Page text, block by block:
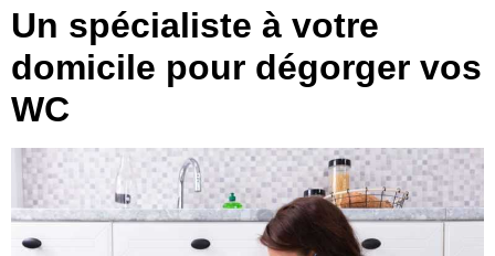
Un spécialiste à votre
domicile pour dégorger vos
WC